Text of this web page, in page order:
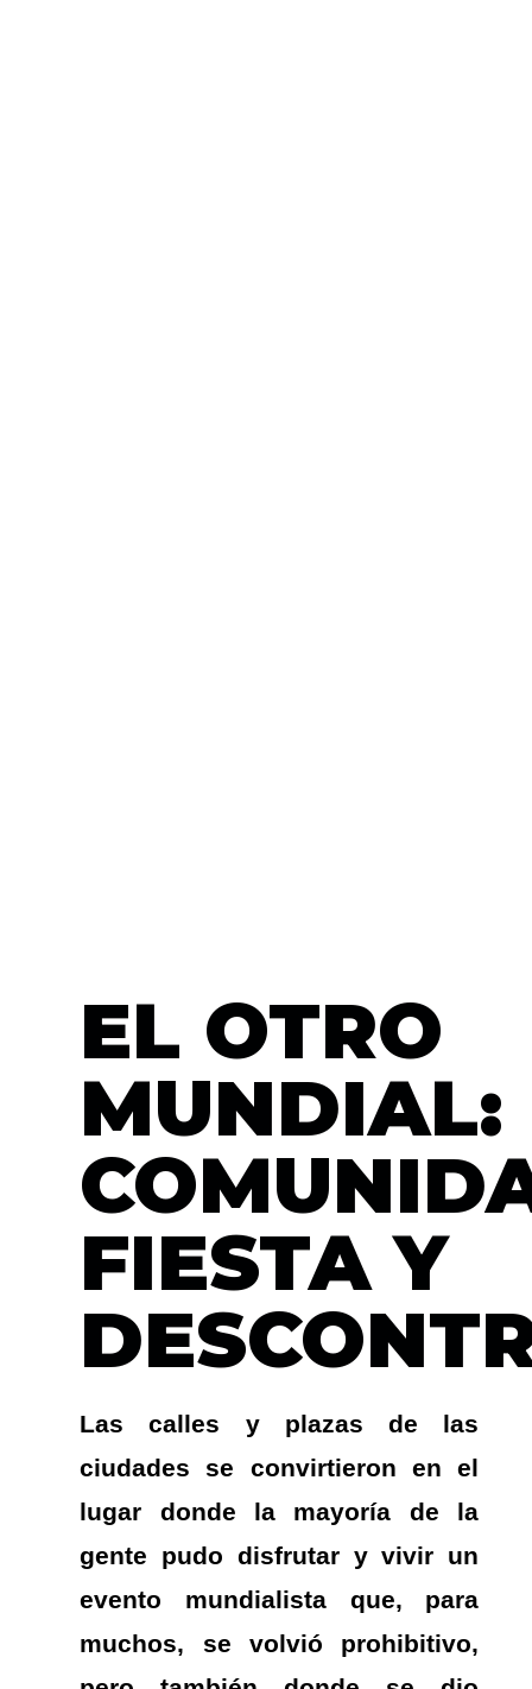
EL OTRO
MUNDIAL:
FIESTA Y
Las calles y plazas de las
ciudades se convirtieron en el
lugar donde la mayoría de la
gente pudo disfrutar y vivir un
evento mundialista que, para
muchos, se volvió prohibitivo,